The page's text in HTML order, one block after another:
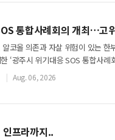
통합사례회의 개최…고
코올 의존과 자살 위험이 있는
‘광주시 위기대응 SOS 통합사례
아가는보건복지팀·주민생활지원
Aug. 06, 2026
인프라까지..